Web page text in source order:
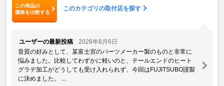
この商品の
価格を比較する
このカテゴリの取付店を探す
ユーザーの最新投稿
2026年8月6日
音質の好みとして、某富士宮のパーツメーカー製のものと非常に
悩みました。比較してわずかに軽いのと、テールエンドのヒート
グラデ加工がどうしても受け入れられず、今回はFUJITSUBO謹製
に決めました。 ...